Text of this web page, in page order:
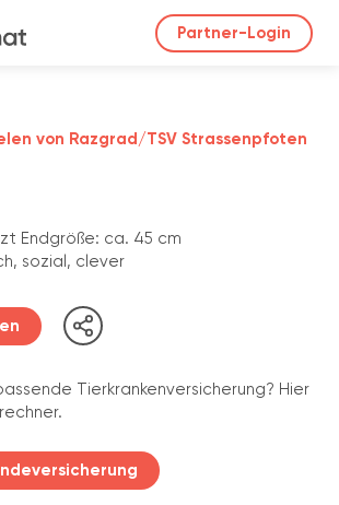
Partner-Login
von Razgrad/TSV Strassenpfoten
Endgröße: ca. 45 cm
sozial, clever
Tierkrankenversicherung? Hier